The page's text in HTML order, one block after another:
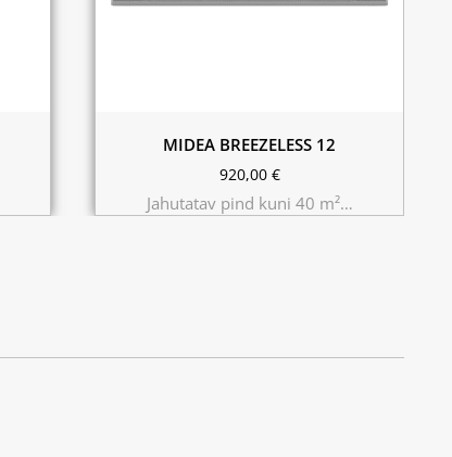
MIDEA BREEZELESS 12
920,00 €
Jahutatav pind kuni 40 m²…